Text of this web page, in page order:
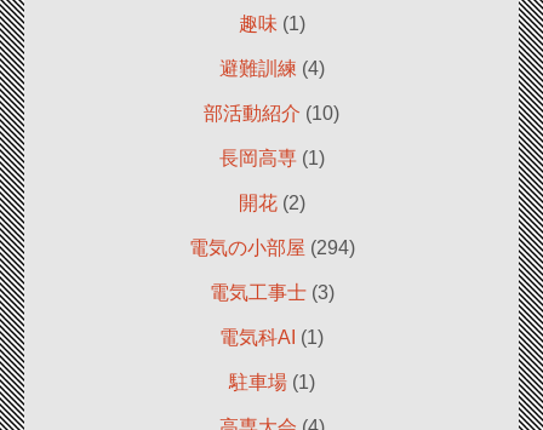
趣味 (1)
避難訓練 (4)
部活動紹介 (10)
長岡高専(1)
開花(2)
電気の小部屋 (294)
電気工事士(3)
電気科AI (1)
駐車場(1)